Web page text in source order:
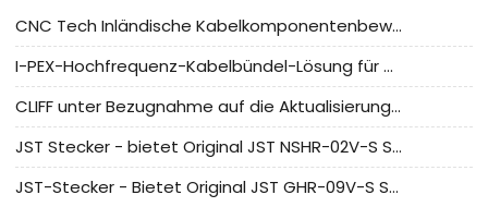
CNC Tech Inländische Kabelkomponentenbewertung und Massenproduktionsanpassungsanleitung
I-PEX-Hochfrequenz-Kabelbündel-Lösung für die heimische Produktion analysiert
CLIFF unter Bezugnahme auf die Aktualisierung der chinesischen Stecker-Testnormen
JST Stecker - bietet Original JST NSHR-02V-S Stecker und Ersatzteile an
JST-Stecker - Bietet Original JST GHR-09V-S Stecker und Ersatzteile an